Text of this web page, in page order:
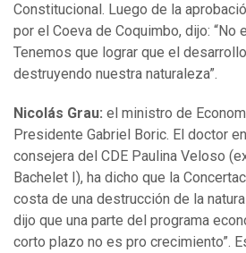
Constitucional. Luego de la
por el Coeva de Coquimbo, dijo: “No
Tenemos que lograr que el
destruyendo nuestra naturaleza”.
Nicolás Grau: el ministro de
Presidente Gabriel Boric. El doctor
consejera del CDE Paulina Veloso
Bachelet I), ha dicho que la
costa de una destrucción de la
dijo que una parte del programa
corto plazo no es pro crecimiento”.